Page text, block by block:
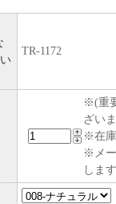
TR-1172
※(重
ざい
※在庫
※メー
しま